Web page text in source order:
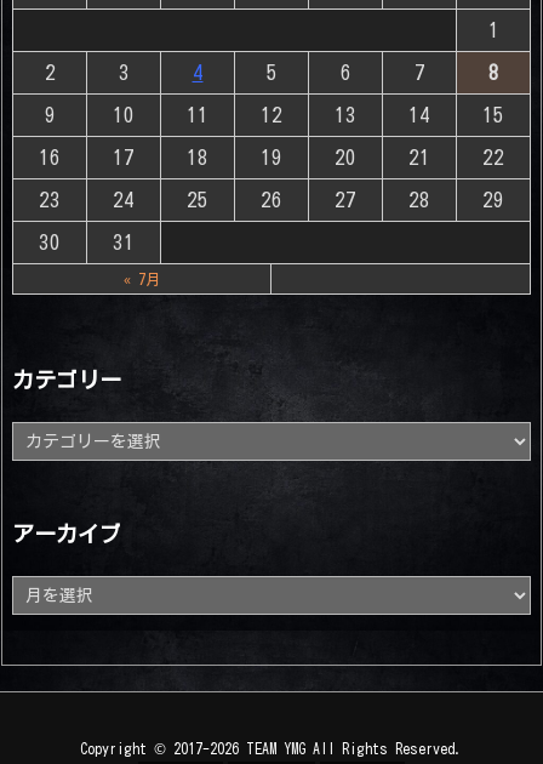
1
2 3 4 5 6 7 8
9 10 11 12 13 14 15
16 17 18 19 20 21 22
23 24 25 26 27 28 29
30 31
« 7月
カテゴリー
テ
ゴ
アーカイブ
ー
カ
Copyright © 2017-2026 TEAM YMG All Rights Reserved.